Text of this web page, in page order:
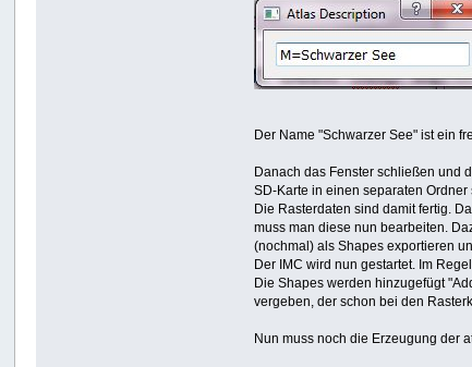
Der Name "Schwarzer See" ist ein
Danach das Fenster schließen und
SD-Karte in einen separaten
Die Rasterdaten sind damit fertig.
muss man diese nun bearbeiten.
(nochmal) als Shapes exportieren
Der IMC wird nun gestartet. Im
Die Shapes werden hinzugefügt
vergeben, der schon bei den
Nun muss noch die Erzeugung der